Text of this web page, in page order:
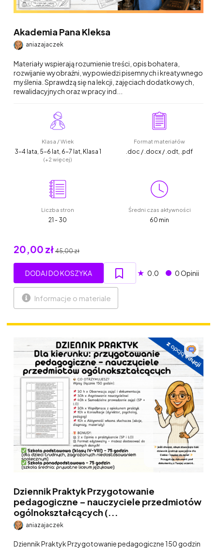
Akademia Pana Kleksa
aniazajaczek
Materiały wspierają rozumienie treści, opis bohatera,
rozwijanie wyobraźni, wypowiedzi pisemnych i kreatywnego
myślenia. Sprawdzą się na lekcji, zajęciach dodatkowych,
rewalidacyjnych oraz w pracy ind...
Klasa / Wiek
3-4 lata, 5-6 lat, 6-7 lat, Klasa 1
(+2 więcej)
Format materiałów
.doc / .docx / .odt, .pdf
Liczba stron
21 - 30
Średni czas aktywności
60 min
20,00 zł 45,00 zł
DODAJ DO KOSZYKA ★ 0.0 0 Opinii
Informacje o materiale
Dziennik Praktyk Przygotowanie
pedagogiczne – nauczyciele przedmiotów
ogólnokształcących (...
aniazajaczek
Dziennik Praktyk Przygotowanie pedagogiczne 150 godzin